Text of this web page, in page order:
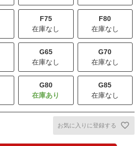
F75
在庫なし
F80
在庫なし
G65
在庫なし
G70
在庫なし
G80
G85
在庫なし
お気に入りに登録する